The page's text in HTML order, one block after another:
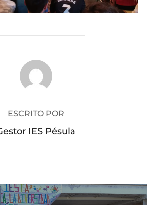
DE LA PUBLICACIÓN
ESCRITO POR
IES Pésula